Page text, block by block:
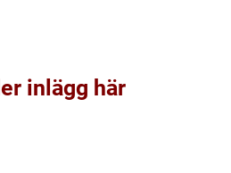
inlägg här